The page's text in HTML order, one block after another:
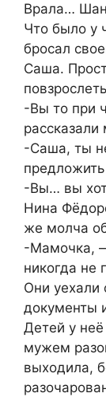
Врала…
Что было у
бросал
Саша.
-Вы то при
-Саша, ты
-Вы… вы
Нина
же молча
-Мамочка,
никогда не
Они уехали
документы
Детей у
мужем
выходила,